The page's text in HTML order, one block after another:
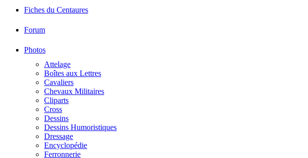
Fiches du Centaures
Forum
Photos
Attelage
Boîtes aux Lettres
Cavaliers
Chevaux Militaires
Cliparts
Cross
Dessins
Dessins Humoristiques
Dressage
Encyclopédie
Ferronnerie